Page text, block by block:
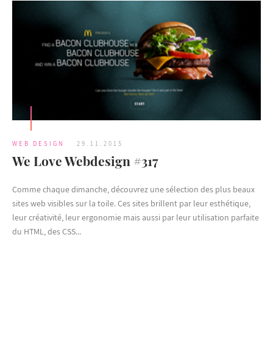
WEB DESIGN 29.11.2015
We Love Webdesign #317
Comme chaque dimanche, découvrez une sélection des plus beaux
sites web visibles sur la toile. Ces sites brillent par leur esthétique,
leur créativité, leur ergonomie mais aussi par leur utilisation parfaite
du HTML, des CSS...